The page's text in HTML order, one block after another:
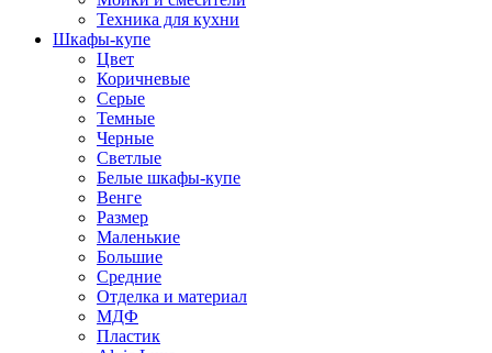
Техника для кухни
Шкафы-купе
Цвет
Коричневые
Серые
Темные
Черные
Светлые
Белые шкафы-купе
Венге
Размер
Маленькие
Большие
Средние
Отделка и материал
МДФ
Пластик